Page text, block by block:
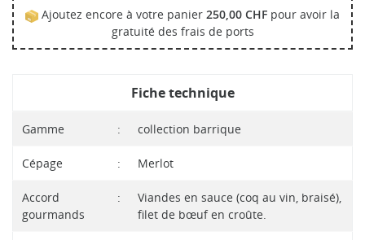
Ajoutez encore à votre panier 250,00 CHF pour avoir la
gratuité des frais de ports
Fiche technique
Gamme : collection barrique
Cépage : Merlot
Accord
gourmands
:
Viandes en sauce (coq au vin, braisé),
filet de bœuf en croûte.